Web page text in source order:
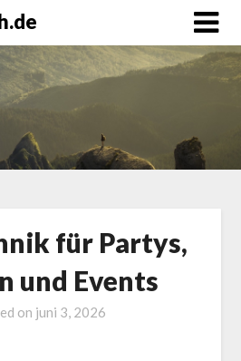
für Partys,
und Events
on juni 3, 2026